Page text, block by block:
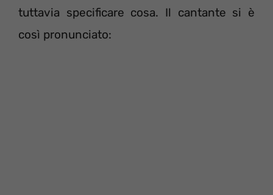
tuttavia specificare cosa. Il cantante si è
così pronunciato: